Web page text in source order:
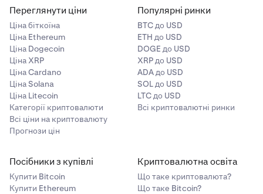
Переглянути ціни
Ціна біткоїна
Ціна Ethereum
Ціна Dogecoin
Ціна XRP
Ціна Cardano
Ціна Solana
Ціна Litecoin
Категорії криптовалюти
Всі ціни на криптовалюту
Прогнози цін
Популярні ринки
BTC до USD
ETH до USD
DOGE до USD
XRP до USD
ADA до USD
SOL до USD
LTC до USD
Всі криптовалютні ринки
Посібники з купівлі
Купити Bitcoin
Купити Ethereum
Криптовалютна освіта
Що таке криптовалюта?
Що таке Bitcoin?